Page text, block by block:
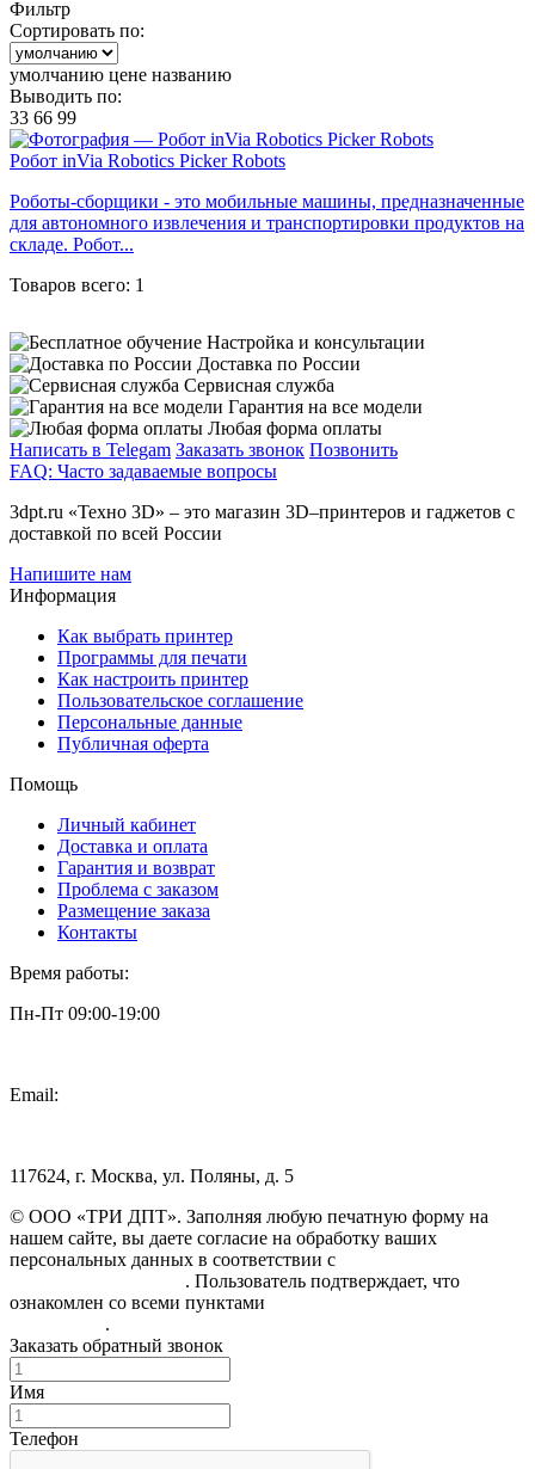
Фильтр
Сортировать по:
умолчанию цене названию
Выводить по:
33 66 99
Робот inVia Robotics Picker Robots
Роботы-сборщики - это мобильные машины, предназначенные
для автономного извлечения и транспортировки продуктов на
складе. Робот...
Товаров всего: 1
Настройка и консультации
Доставка по России
Сервисная служба
Гарантия на все модели
Любая форма оплаты
Написать в Telegam Заказать звонок Позвонить
FAQ: Часто задаваемые вопросы
3dpt.ru «Техно 3D» – это магазин 3D–принтеров и гаджетов с
доставкой по всей России
Напишите нам
Информация
Как выбрать принтер
Программы для печати
Как настроить принтер
Пользовательское соглашение
Персональные данные
Публичная оферта
Помощь
Личный кабинет
Доставка и оплата
Гарантия и возврат
Проблема с заказом
Размещение заказа
Контакты
Время работы:
Пн-Пт 09:00-19:00
Email:
117624, г. Москва, ул. Поляны, д. 5
© ООО «ТРИ ДПТ». Заполняя любую печатную форму на
нашем сайте, вы даете согласие на обработку ваших
персональных данных в соответствии с
. Пользователь подтверждает, что
ознакомлен со всеми пунктами
.
Заказать обратный звонок
Имя
Телефон